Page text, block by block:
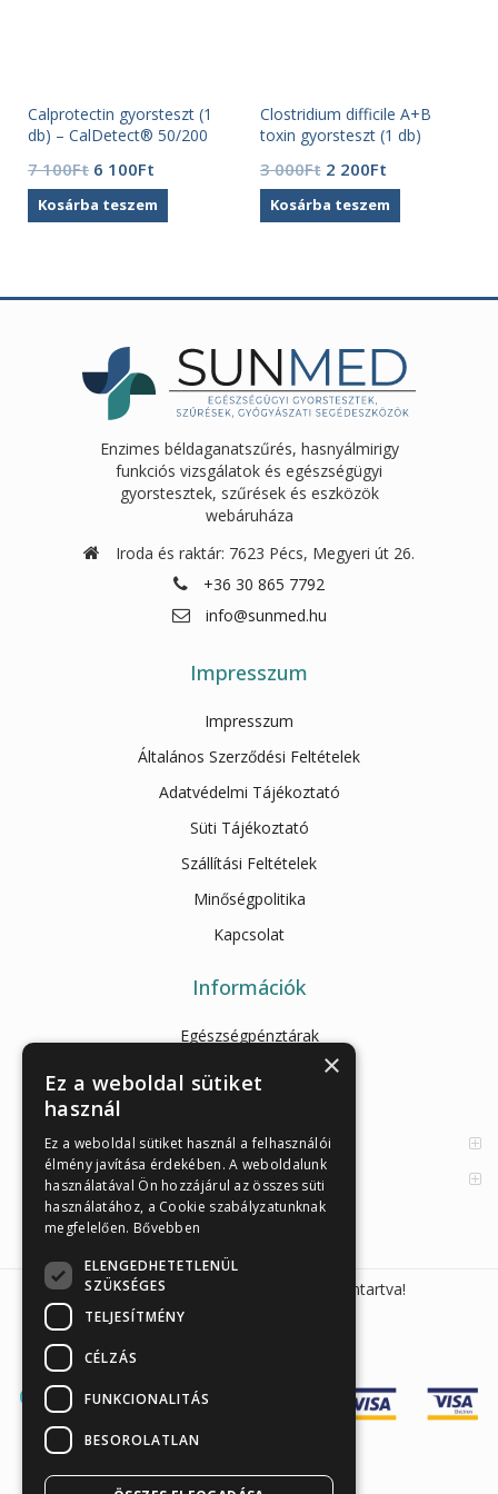
Calprotectin gyorsteszt (1
db) – CalDetect® 50/200
7 100Ft Original
price
was:
6 100Ft
price
is:
Kosárba teszem
Clostridium difficile A+B
toxin gyorsteszt (1 db)
3 000Ft Original
price
was:
2 200FtCurrent
price
is:
Kosárba teszem
Enzimes béldaganatszűrés, hasnyálmirigy
funkciós vizsgálatok és egészségügyi
gyorstesztek, szűrések és eszközök
webáruháza
Iroda és raktár: 7623 Pécs, Megyeri út 26.
+36 30 865 7792
info@sunmed.hu
Impresszum
Impresszum
Általános Szerződési Feltételek
Adatvédelmi Tájékoztató
Süti Tájékoztató
Szállítási Feltételek
Minőségpolitika
Kapcsolat
Információk
Egészségpénztárak
Cikkek
Enzimes béldaganatszűrés
Orvosi információk
Sunmed Kft. 2026 © Minden jog fenntartva!
×
Ez a weboldal sütiket
használ
Ez a weboldal sütiket használ a felhasználói
élmény javítása érdekében. A weboldalunk
használatával Ön hozzájárul az összes süti
használatához, a Cookie szabályzatunknak
megfelelően. Bővebben
ELENGEDHETETLENÜL
SZÜKSÉGES
TELJESÍTMÉNY
CÉLZÁS
FUNKCIONALITÁS
BESOROLATLAN